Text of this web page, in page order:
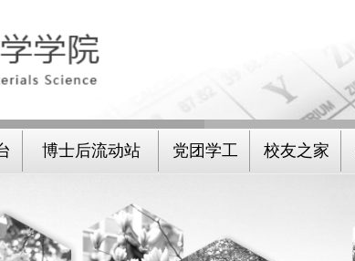
博士后流动站 党团学工 校友之家